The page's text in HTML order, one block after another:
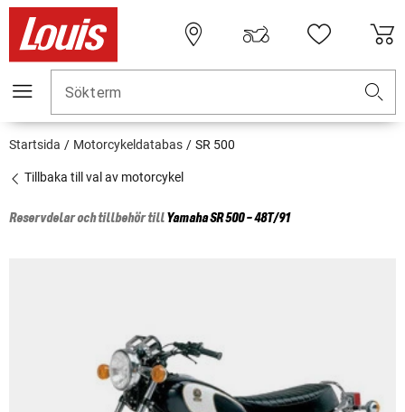
Sökterm
Startsida Motorcykeldatabas SR 500
Tillbaka till val av motorcykel
Reservdelar och tillbehör tillYamahaSR 500 - 48T/91